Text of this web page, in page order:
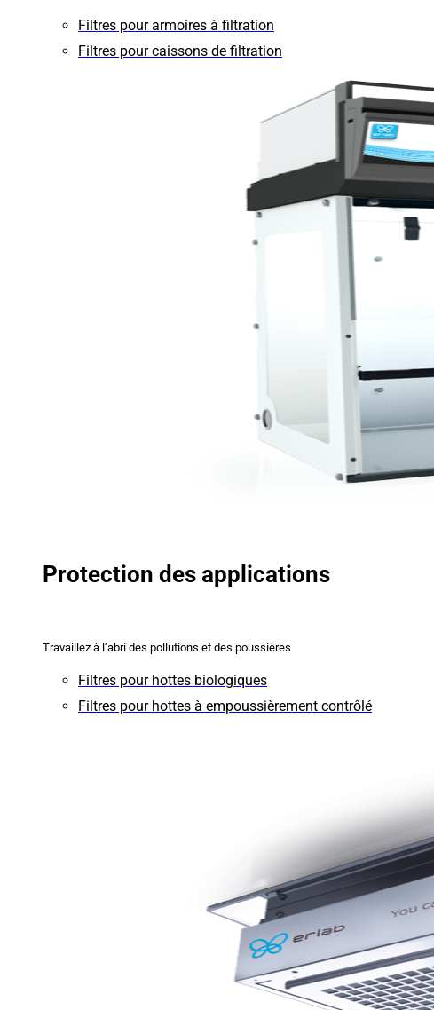
Filtres pour armoires à filtration
Filtres pour caissons de filtration
Protection des applications
Travaillez à l’abri des pollutions et des poussières
Filtres pour hottes biologiques
Filtres pour hottes à empoussièrement contrôlé